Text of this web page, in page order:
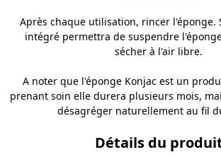
Après chaque utilisation, rincer l'éponge.
intégré permettra de suspendre
sécher à l'air libre.
A noter que l'éponge Konjac est un
prenant soin elle durera plusieurs mois,
désagréger naturellement au fil
Détails du